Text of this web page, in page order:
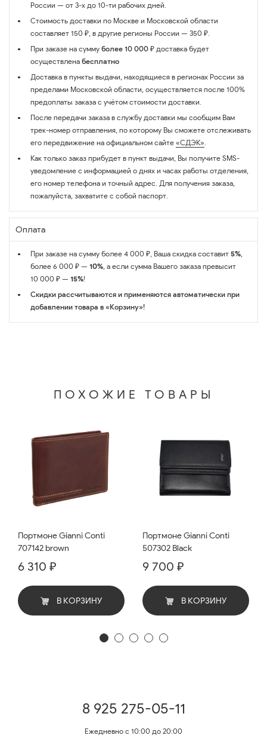
России — от 3-х до 10-ти рабочих дней.
Стоимость доставки по Москве и Московской области
составляет 150 ₽, в другие регионы России — 350 ₽.
При заказе на сумму более 10 000 ₽ доставка будет
осуществлена бесплатно
Доставка в пункты выдачи, находящиеся в регионах России за
пределами Московской области, осуществляется после 100%
предоплаты заказа с учётом стоимости доставки.
После передачи заказа в службу доставки мы сообщим Вам
трек-номер отправления, по которому Вы сможете отслеживать
его передвижение на официальном сайте «СДЭК».
Как только заказ прибудет в пункт выдачи, Вы получите SMS-
уведомление с информацией о днях и часах работы отделения,
его номер телефона и точный адрес. Для получения заказа,
пожалуйста, захватите с собой паспорт.
Оплата
При заказе на сумму более 4 000 ₽, Ваша скидка составит 5%,
более 6 000 ₽ — 10%, а если сумма Вашего заказа превысит
10 000 ₽ — 15%!
Скидки рассчитываются и применяются автоматически при
добавлении товара в «Корзину»!
ПОХОЖИЕ ТОВАРЫ
Портмоне Gianni Conti
707142 brown
6 310 ₽
В КОРЗИНУ
Портмоне Gianni Conti
507302 Black
9 700 ₽
В КОРЗИНУ
8 925 275-05-11
Ежедневно с 10:00 до 20:00